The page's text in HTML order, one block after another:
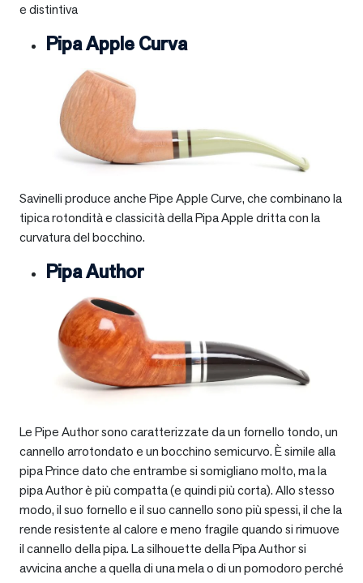
e distintiva
Pipa Apple Curva
Savinelli produce anche Pipe Apple Curve, che combinano la
tipica rotondità e classicità della Pipa Apple dritta con la
curvatura del bocchino.
Pipa Author
Le Pipe Author sono caratterizzate da un fornello tondo, un
cannello arrotondato e un bocchino semicurvo. È simile alla
pipa Prince dato che entrambe si somigliano molto, ma la
pipa Author è più compatta (e quindi più corta). Allo stesso
modo, il suo fornello e il suo cannello sono più spessi, il che la
rende resistente al calore e meno fragile quando si rimuove
il cannello della pipa. La silhouette della Pipa Author si
avvicina anche a quella di una mela o di un pomodoro perché